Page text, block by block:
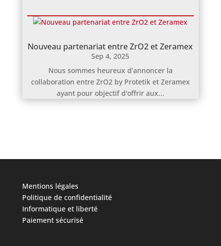
Nouveau partenariat entre ZrO2 et Zeramex
Sep 4, 2025
Nous sommes heureux d’annoncer la
collaboration entre ZrO2 by Protetik et Zeramex
ayant pour objectif d'offrir aux...
Mentions légales
Politique de confidentialité
Informatique et liberté
Paiement sécurisé